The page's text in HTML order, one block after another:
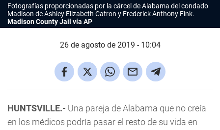
Fotografías proporcionadas por la cárcel de Alabama del condado
Madison de Ashley Elizabeth Catron y Frederick Anthony Fink.
Madison County Jail vía AP
26 de agosto de 2019 - 10:04
HUNTSVILLE.- Una pareja de Alabama que no creía
en los médicos podría pasar el resto de su vida en